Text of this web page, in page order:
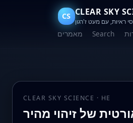
CS CLEAR SKY
ראיות, עם מעט ז'רגון
מאמרים Search
CLEAR SKY SCIENCE · HE
של זיהוי מהיר